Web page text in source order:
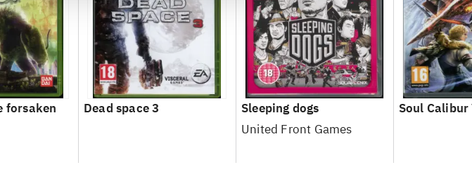
forsaken
Dead space 3
Sleeping dogs
United Front Games
Soul Calibur